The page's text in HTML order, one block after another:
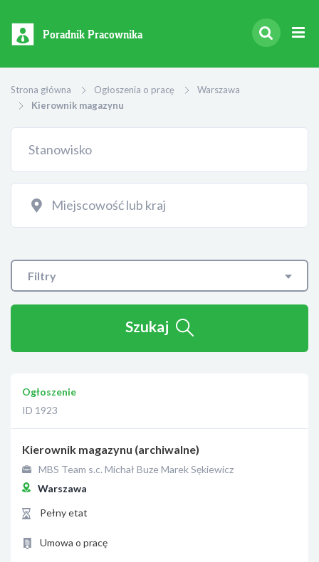
Poradnik Pracownika
Strona główna Ogłoszenia o pracę
Warszawa
Kierownik magazynu
Filtry
Szukaj
Ogłoszenie
ID 1923
Kierownik magazynu (archiwalne)
MBS Team s.c. Michał Buze Marek Sękiewicz
Warszawa
Pełny etat
Umowa o pracę